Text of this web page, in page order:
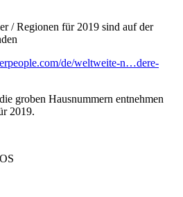
/ Regionen für 2019 sind auf der
de/weltweite-n…dere-
groben Hausnummern entnehmen
2019.